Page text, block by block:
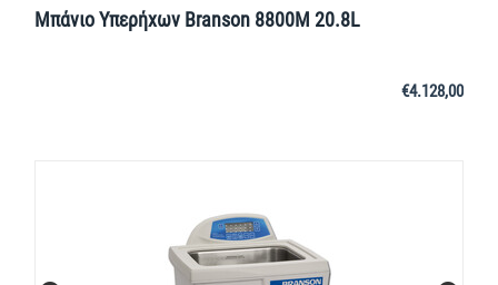
Μπάνιο Υπερήχων Branson 8800M 20.8L
€4.128,00